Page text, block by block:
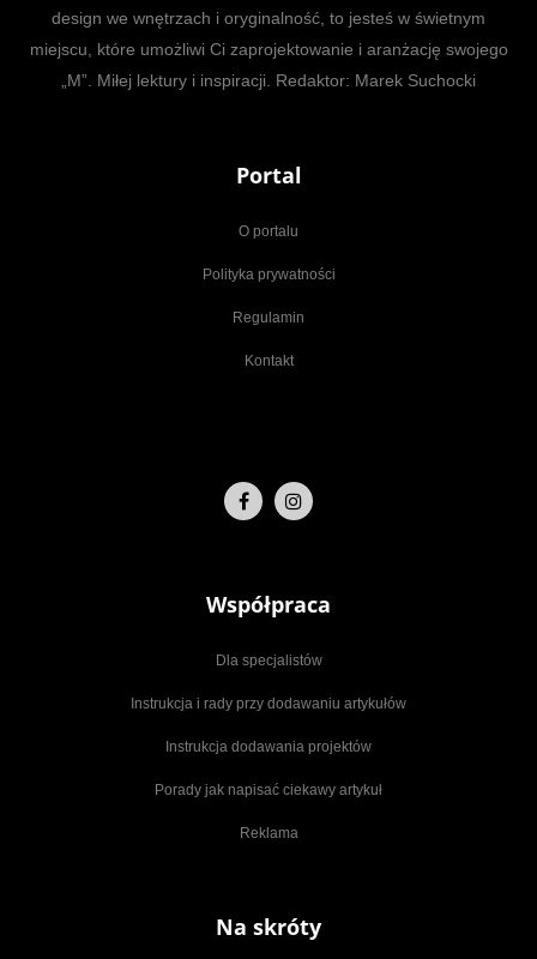
design we wnętrzach i oryginalność, to jesteś w świetnym
miejscu, które umożliwi Ci zaprojektowanie i aranżację swojego
„M”. Miłej lektury i inspiracji. Redaktor: Marek Suchocki
Portal
O portalu
Polityka prywatności
Regulamin
Kontakt
Współpraca
Dla specjalistów
Instrukcja i rady przy dodawaniu artykułów
Instrukcja dodawania projektów
Porady jak napisać ciekawy artykuł
Reklama
Na skróty